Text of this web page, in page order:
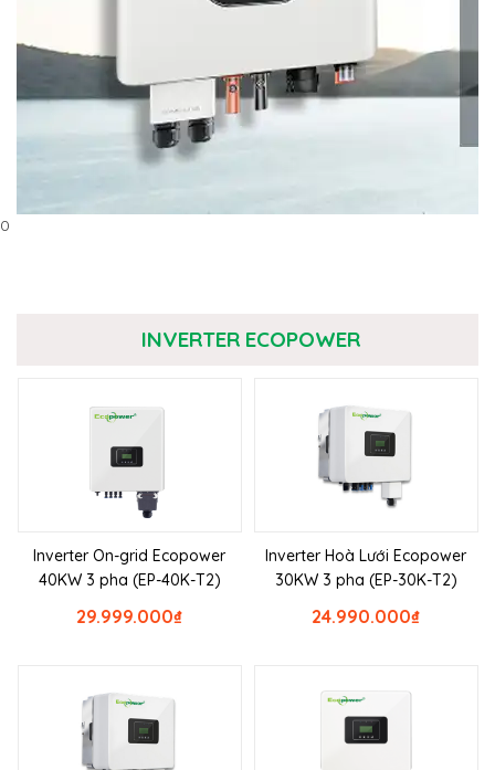
0
INVERTER ECOPOWER
Inverter On-grid Ecopower
40KW 3 pha (EP-40K-T2)
₫
29.999.000
Inverter Hoà Lưới Ecopower
30KW 3 pha (EP-30K-T2)
₫
24.990.000